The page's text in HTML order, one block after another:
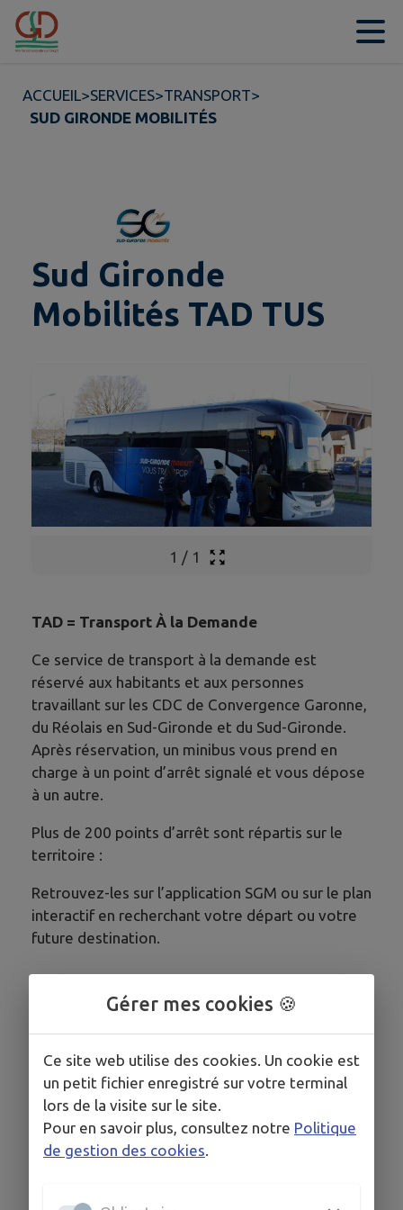
Contenu
ACCUEIL>SERVICES>TRANSPORT>
SUD GIRONDE MOBILITÉS
Sud Gironde
Mobilités TAD TUS
1 / 1
TAD = Transport À la Demande
Ce service de transport à la demande est
réservé aux habitants et aux personnes
travaillant sur les CDC de Convergence Garonne,
du Réolais en Sud-Gironde et du Sud-Gironde.
Après réservation, un minibus vous prend en
charge à un point d’arrêt signalé et vous dépose
à un autre.
Plus de 200 points d’arrêt sont répartis sur le
territoire :
Retrouvez-les sur l’application SGM ou sur le plan
interactif en recherchant votre départ ou votre
future destination.
TUS = Transport d'Utilité Sociale
Pour se déplacer quand c’est essentiel ! Le
Transport d’Utilité Sociale (TUS) est un dispositif
de mobilité solidaire qui effectue des trajets en
porte à porte.
Ce service est délégué, par convention, à
mobilité sociale et solidaire sur le territoire
Gérer mes cookies 🍪
Ce site web utilise des cookies. Un cookie est
un petit fichier enregistré sur votre terminal
lors de la visite sur le site.
Pour en savoir plus, consultez notre Politique
de gestion des cookies.